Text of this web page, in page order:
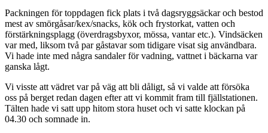
Packningen för toppdagen fick plats i två dagsryggsäckar och bestod
mest av smörgåsar/kex/snacks, kök och frystorkat, vatten och
förstärkningsplagg (överdragsbyxor, mössa, vantar etc.). Vindsäcken
var med, liksom två par gåstavar som tidigare visat sig användbara.
Vi hade inte med några sandaler för vadning, vattnet i bäckarna var
ganska lågt.
Vi visste att vädret var på väg att bli dåligt, så vi valde att försöka
oss på berget redan dagen efter att vi kommit fram till fjällstationen.
Tälten hade vi satt upp hitom stora huset och vi satte klockan på
04.30 och somnade in.